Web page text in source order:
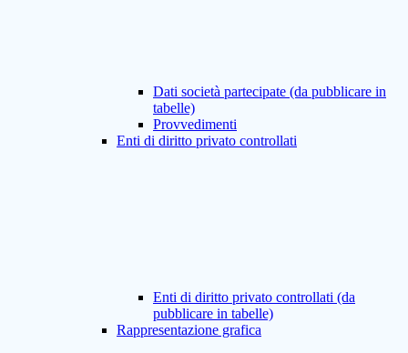
Dati società partecipate (da pubblicare in
tabelle)
Provvedimenti
Enti di diritto privato controllati
Enti di diritto privato controllati (da
pubblicare in tabelle)
Rappresentazione grafica